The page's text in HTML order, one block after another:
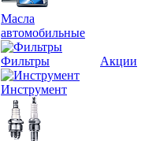
Масла
автомобильные
Фильтры
Инструмент
Акции